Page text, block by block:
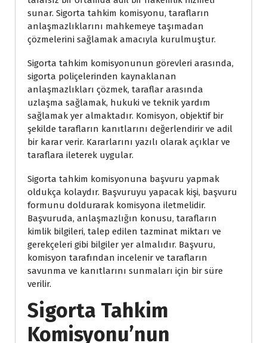
sunar. Sigorta tahkim komisyonu, tarafların
anlaşmazlıklarını mahkemeye taşımadan
çözmelerini sağlamak amacıyla kurulmuştur.
Sigorta tahkim komisyonunun görevleri arasında,
sigorta poliçelerinden kaynaklanan
anlaşmazlıkları çözmek, taraflar arasında
uzlaşma sağlamak, hukuki ve teknik yardım
sağlamak yer almaktadır. Komisyon, objektif bir
şekilde tarafların kanıtlarını değerlendirir ve adil
bir karar verir. Kararlarını yazılı olarak açıklar ve
taraflara ileterek uygular.
Sigorta tahkim komisyonuna başvuru yapmak
oldukça kolaydır. Başvuruyu yapacak kişi, başvuru
formunu doldurarak komisyona iletmelidir.
Başvuruda, anlaşmazlığın konusu, tarafların
kimlik bilgileri, talep edilen tazminat miktarı ve
gerekçeleri gibi bilgiler yer almalıdır. Başvuru,
komisyon tarafından incelenir ve tarafların
savunma ve kanıtlarını sunmaları için bir süre
verilir.
Sigorta Tahkim
Komisyonu’nun